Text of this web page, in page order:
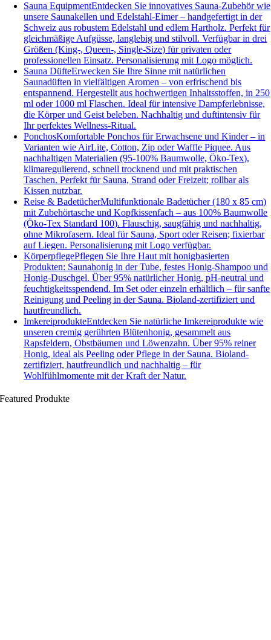
Sauna EquipmentEntdecken Sie innovatives Sauna-Zubehör wie
unsere Saunakellen und Edelstahl-Eimer – handgefertigt in der
Schweiz aus robustem Edelstahl und edlem Hartholz. Perfekt für
gleichmäßige Aufgüsse, langlebig und stilvoll. Verfügbar in drei
Größen (King-, Queen-, Single-Size) für privaten oder
professionellen Einsatz. Personalisierung mit Logo möglich.
Sauna DüfteErwecken Sie Ihre Sinne mit natürlichen
Saunadüften in vielfältigen Aromen – von erfrischend bis
entspannend. Hergestellt aus hochwertigen Inhaltsstoffen, in 250
ml oder 1000 ml Flaschen. Ideal für intensive Dampferlebnisse,
die Körper und Geist beleben. Nachhaltig und duftintensiv für
Ihr perfektes Wellness-Ritual.
PonchosKomfortable Ponchos für Erwachsene und Kinder – in
Varianten wie AirLite, Cotton, Zip oder Waffle Piquee. Aus
nachhaltigen Materialien (95-100% Baumwolle, Öko-Tex),
klimaregulierend, schnell trocknend und mit praktischen
Taschen. Perfekt für Sauna, Strand oder Freizeit; rollbar als
Kissen nutzbar.
Reise & BadetücherMultifunktionale Badetücher (180 x 85 cm)
mit Zubehörtasche und Kopfkissenfach – aus 100% Baumwolle
(Öko-Tex Standard 100). Flauschig, saugfähig und nachhaltig,
ohne Mikrofasern. Ideal für Sauna, Sport oder Reisen; fixierbar
auf Liegen. Personalisierung mit Logo verfügbar.
KörperpflegePflegen Sie Ihre Haut mit honigbasierten
Produkten: Saunahonig in der Tube, festes Honig-Shampoo und
Honig-Duschgel. Über 95% natürlicher Honig, pH-neutral und
feuchtigkeitsspendend. Im Set oder einzeln erhältlich – für sanfte
Reinigung und Peeling in der Sauna. Bioland-zertifiziert und
hautfreundlich.
ImkereiprodukteEntdecken Sie natürliche Imkereiprodukte wie
unseren cremig gerührten Blütenhonig, gesammelt aus
Rapsfeldern, Obstbäumen und Löwenzahn. Über 95% reiner
Honig, ideal als Peeling oder Pflege in der Sauna. Bioland-
zertifiziert, hautfreundlich und nachhaltig – für
Wohlfühlmomente mit der Kraft der Natur.
Featured Produkte